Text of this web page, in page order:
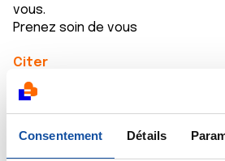
Consentement Détails
vous.
Prenez soin de vous
Citer